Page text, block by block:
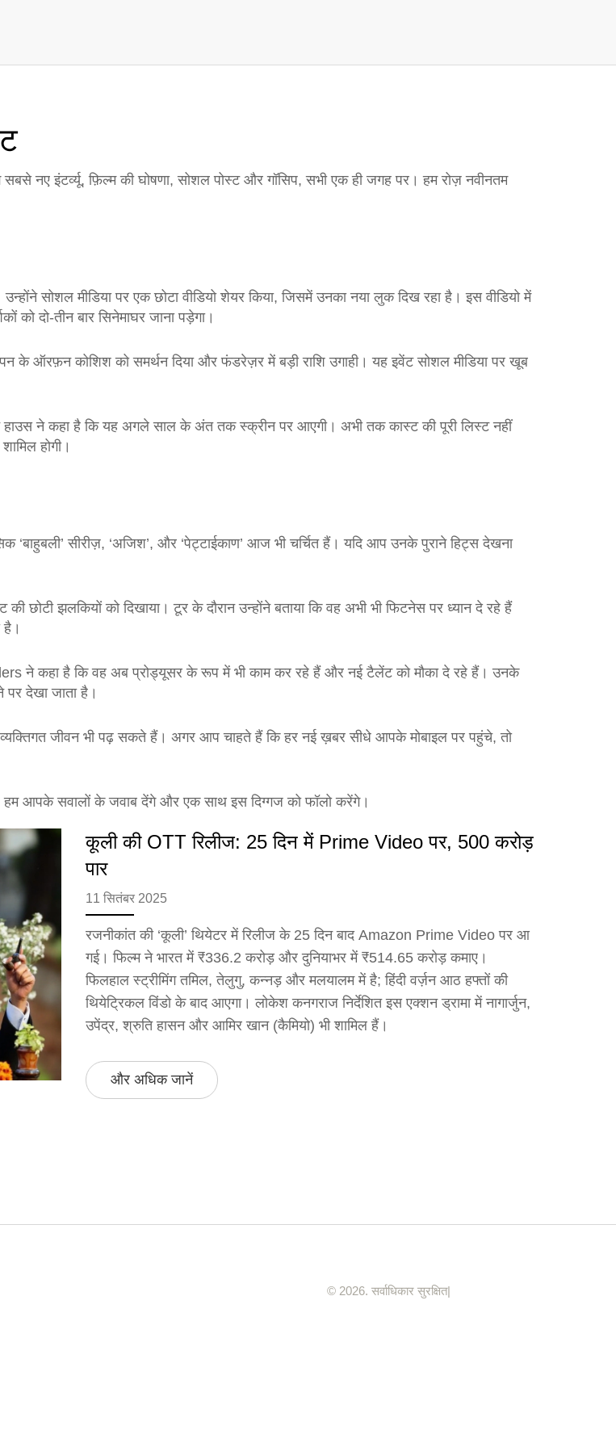
नए इंटर्व्यू, फ़िल्म की घोषणा, सोशल पोस्ट और गॉसिप, सभी एक ही जगह पर। हम रोज़ नवीनतम
सोशल मीडिया पर एक छोटा वीडियो शेयर किया, जिसमें उनका नया लुक दिख रहा है। इस वीडियो में
को दो‑तीन बार सिनेमाघर जाना पड़ेगा।
के ऑरफ़न कोशिश को समर्थन दिया और फंडरेज़र में बड़ी राशि उगाही। यह इवेंट सोशल मीडिया पर खूब
हाउस ने कहा है कि यह अगले साल के अंत तक स्क्रीन पर आएगी। अभी तक कास्ट की पूरी लिस्ट नहीं
होगी।
सीरीज़, ‘अजिश’, और ‘पेट्टाईकाण’ आज भी चर्चित हैं। यदि आप उनके पुराने हिट्स देखना
छोटी झलकियों को दिखाया। टूर के दौरान उन्होंने बताया कि वह अभी भी फिटनेस पर ध्यान दे रहे हैं
ने कहा है कि वह अब प्रोड्यूसर के रूप में भी काम कर रहे हैं और नई टैलेंट को मौका दे रहे हैं। उनके
देखा जाता है।
जीवन भी पढ़ सकते हैं। अगर आप चाहते हैं कि हर नई ख़बर सीधे आपके मोबाइल पर पहुंचे, तो
हम आपके सवालों के जवाब देंगे और एक साथ इस दिग्गज को फॉलो करेंगे।
कूली की OTT रिलीज: 25 दिन में Prime Video पर, 500 करोड़
पार
11 सितंबर 2025
रजनीकांत की ‘कूली’ थियेटर में रिलीज के 25 दिन बाद Amazon Prime Video पर आ
गई। फिल्म ने भारत में ₹336.2 करोड़ और दुनियाभर में ₹514.65 करोड़ कमाए।
फिलहाल स्ट्रीमिंग तमिल, तेलुगु, कन्नड़ और मलयालम में है; हिंदी वर्ज़न आठ हफ्तों की
थियेट्रिकल विंडो के बाद आएगा। लोकेश कनगराज निर्देशित इस एक्शन ड्रामा में नागार्जुन,
उपेंद्र, श्रुति हासन और आमिर खान (कैमियो) भी शामिल हैं।
और अधिक जानें
© 2026. सर्वाधिकार सुरक्षित|